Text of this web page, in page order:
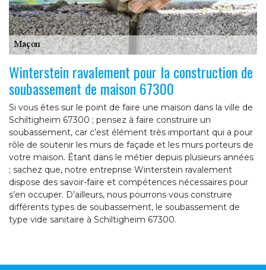
Winterstein ravalement pour la construction de
soubassement de maison 67300
Si vous êtes sur le point de faire une maison dans la ville de
Schiltigheim 67300 ; pensez à faire construire un
soubassement, car c’est élément très important qui a pour
rôle de soutenir les murs de façade et les murs porteurs de
votre maison. Étant dans le métier depuis plusieurs années
; sachez que, notre entreprise Winterstein ravalement
dispose des savoir-faire et compétences nécessaires pour
s’en occuper. D’ailleurs, nous pourrons vous construire
différents types de soubassement, le soubassement de
type vide sanitaire à Schiltigheim 67300.